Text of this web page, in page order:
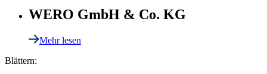
WERO GmbH & Co. KG
Mehr lesen
Blättern: